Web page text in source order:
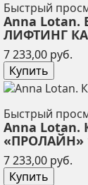
Быстрый
Anna
ЛИФТИНГ
7 233,00 руб.
Купить
Быстрый
Anna
«ПРОЛАЙН»
7 233,00 руб.
Купить